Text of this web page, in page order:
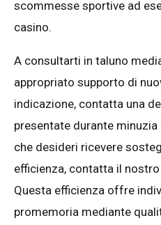
scommesse sportive ad
casino.
A consultarti in taluno
appropriato supporto di
indicazione, contatta una
presentate durante minuzia
che desideri ricevere
efficienza, contatta il
Questa efficienza offre
promemoria mediante